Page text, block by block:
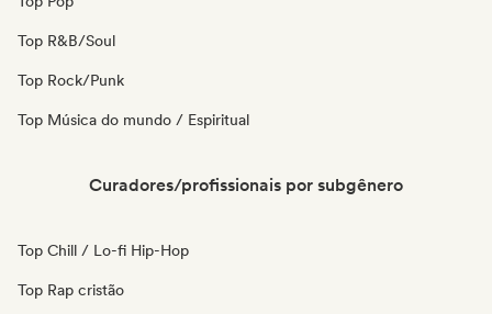
Top R&B/Soul
Top Rock/Punk
Top Música do mundo / Espiritual
Curadores/profissionais por subgênero
Top Chill / Lo-fi Hip-Hop
Top Rap cristão